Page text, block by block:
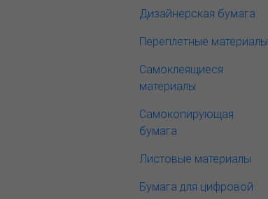
Дизайнерская бумага
Переплетные материалы
Самоклеящиеся
материалы
Самокопирующая
бумага
Листовые материалы
Бумага для цифровой